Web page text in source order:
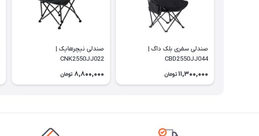
صندلی سفری بلک داگ |
CBD2550JJ044
11,300,000 تومان
صندلی نیچرهایک |
CNK2550JJ022
8,800,000 تومان